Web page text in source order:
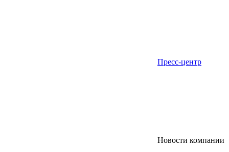
Пресс-центр
Новости компании